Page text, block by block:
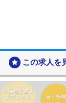
スの提
ービス
用しま
・当社
報は、
す。
・ご要
採用応
この求人を